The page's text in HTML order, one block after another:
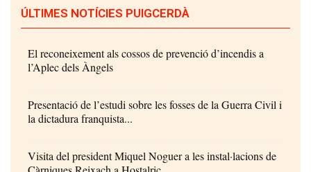
ÚLTIMES NOTÍCIES PUIGCERDÀ
El reconeixement als cossos de prevenció d’incendis a
l’Aplec dels Àngels
Presentació de l’estudi sobre les fosses de la Guerra Civil i
la dictadura franquista...
Visita del president Miquel Noguer a les instal·lacions de